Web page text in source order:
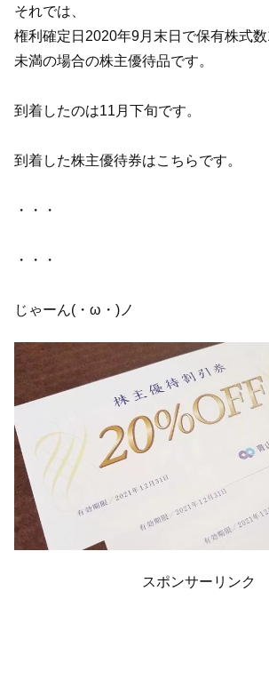
それでは、
権利確定日2020年9月末日で保有株式
未満の場合の株主優待品です。
到着したのは11月下旬です。
到着した株主優待券はこちらです。
・・・
・・・
じゃーん(・ω・)ノ
スポンサーリンク